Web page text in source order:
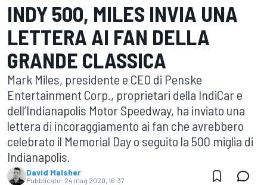
INDY 500, MILES INVIA UNA
LETTERA AI FAN DELLA
GRANDE CLASSICA
Mark Miles, presidente e CEO di Penske
Entertainment Corp., proprietari della IndiCar e
dell’Indianapolis Motor Speedway, ha inviato una
lettera di incoraggiamento ai fan che avrebbero
celebrato il Memorial Day o seguito la 500 miglia di
Indianapolis.
David Malsher
Pubblicato: 24 mag 2020, 16:37